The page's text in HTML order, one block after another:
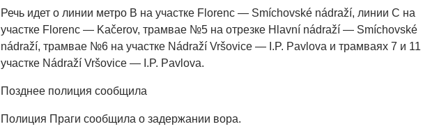
Речь идет о линии метро B на участке Florenc — Smíchovské nádraží, линии C на
участке Florenc — Kačerov, трамвае №5 на отрезке Hlavní nádraží — Smíchovské
nádraží, трамвае №6 на участке Nádraží Vršovice — I.P. Pavlova и трамваях 7 и 11
участке Nádraží Vršovice — I.P. Pavlova.
Позднее полиция сообщила
Полиция Праги сообщила о задержании вора.